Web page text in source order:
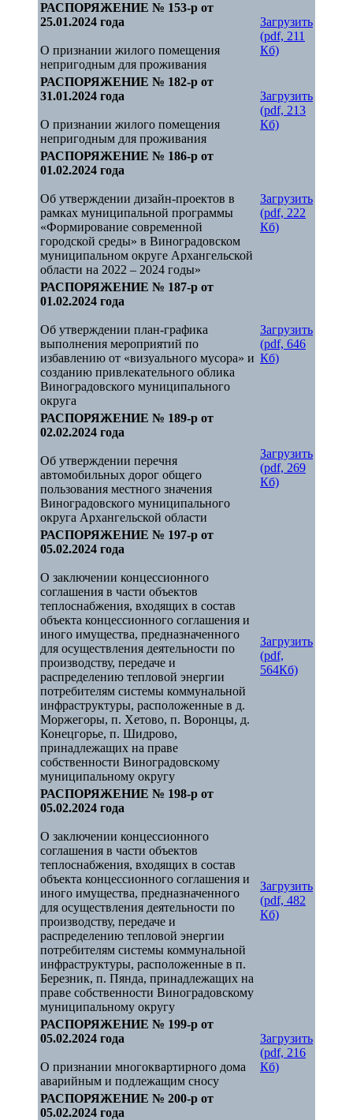
РАСПОРЯЖЕНИЕ № 153-р от
25.01.2024 года
О признании жилого помещения
непригодным для проживания
Загрузить
(pdf, 211
Кб)
РАСПОРЯЖЕНИЕ № 182-р от
31.01.2024 года
О признании жилого помещения
непригодным для проживания
Загрузить
(pdf, 213
Кб)
РАСПОРЯЖЕНИЕ № 186-р от
01.02.2024 года
Об утверждении дизайн-проектов в
рамках муниципальной программы
«Формирование современной
городской среды» в Виноградовском
муниципальном округе Архангельской
области на 2022 – 2024 годы»
Загрузить
(pdf, 222
Кб)
РАСПОРЯЖЕНИЕ № 187-р от
01.02.2024 года
Об утверждении план-графика
выполнения мероприятий по
избавлению от «визуального мусора» и
созданию привлекательного облика
Виноградовского муниципального
округа
Загрузить
(pdf, 646
Кб)
РАСПОРЯЖЕНИЕ № 189-р от
02.02.2024 года
Об утверждении перечня
автомобильных дорог общего
пользования местного значения
Виноградовского муниципального
округа Архангельской области
Загрузить
(pdf, 269
Кб)
РАСПОРЯЖЕНИЕ № 197-р от
05.02.2024 года
О заключении концессионного
соглашения в части объектов
теплоснабжения, входящих в состав
объекта концессионного соглашения и
иного имущества, предназначенного
для осуществления деятельности по
производству, передаче и
распределению тепловой энергии
потребителям системы коммунальной
инфраструктуры, расположенные в д.
Моржегоры, п. Хетово, п. Воронцы, д.
Конецгорье, п. Шидрово,
принадлежащих на праве
собственности Виноградовскому
муниципальному округу
Загрузить
(pdf,
564Кб)
РАСПОРЯЖЕНИЕ № 198-р от
05.02.2024 года
О заключении концессионного
соглашения в части объектов
теплоснабжения, входящих в состав
объекта концессионного соглашения и
иного имущества, предназначенного
для осуществления деятельности по
производству, передаче и
распределению тепловой энергии
потребителям системы коммунальной
инфраструктуры, расположенные в п.
Березник, п. Пянда, принадлежащих на
праве собственности Виноградовскому
муниципальному округу
Загрузить
(pdf, 482
Кб)
РАСПОРЯЖЕНИЕ № 199-р от
05.02.2024 года
О признании многоквартирного дома
аварийным и подлежащим сносу
Загрузить
(pdf, 216
Кб)
РАСПОРЯЖЕНИЕ № 200-р от
05.02.2024 года